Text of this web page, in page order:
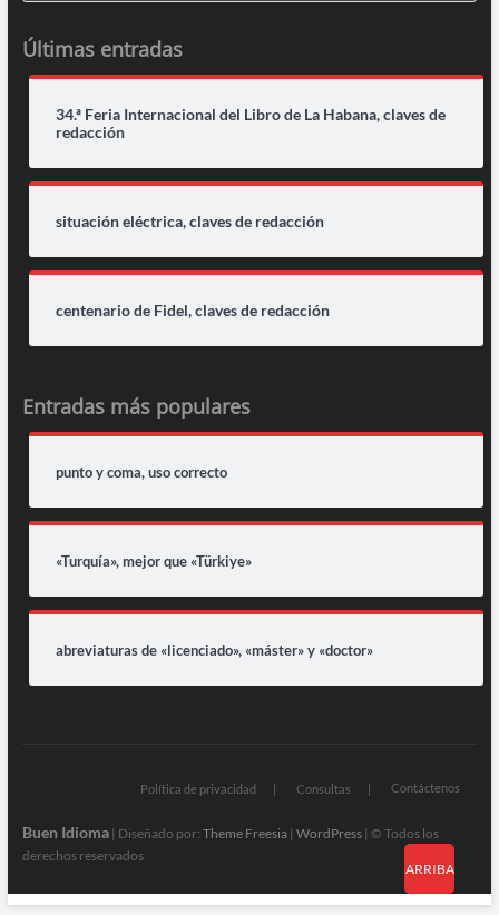
Últimas entradas
34.ª Feria Internacional del Libro de La Habana, claves de
redacción
situación eléctrica, claves de redacción
centenario de Fidel, claves de redacción
Entradas más populares
punto y coma, uso correcto
«Turquía», mejor que «Türkiye»
abreviaturas de «licenciado», «máster» y «doctor»
Política de privacidad Consultas Contáctenos
Buen Idioma| Diseñado por: Theme Freesia| WordPress| © Todos los
derechos reservados
ARRIBA